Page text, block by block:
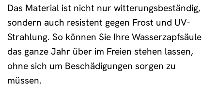
Das Material ist nicht nur witterungsbeständig,
sondern auch resistent gegen Frost und UV-
Strahlung. So können Sie Ihre Wasserzapfsäule
das ganze Jahr über im Freien stehen lassen,
ohne sich um Beschädigungen sorgen zu
müssen.